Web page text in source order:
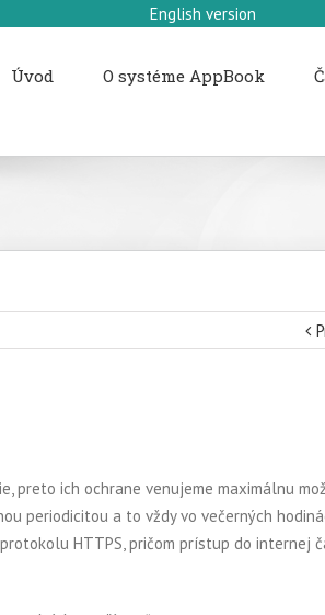
English version
Úvod O systéme AppBook
preto ich ochrane venujeme maximálnu
periodicitou a to vždy vo večerných
HTTPS, pričom prístup do internej